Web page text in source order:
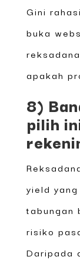
Gini
buka
apakah
8)
pilih
yield
tabungan
risiko
Daripada